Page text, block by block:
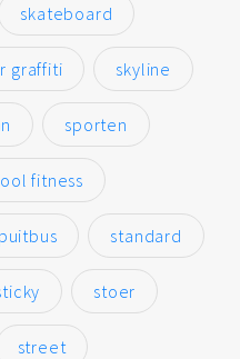
skateboard
graffiti skyline
sporten
fitness
standard
stoer
street